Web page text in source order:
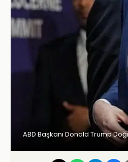
ABD Başkanı Donald Trump